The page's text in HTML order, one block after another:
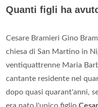
Quanti figli ha
Cesare Bramieri Gino
chiesa di San Martino in
ventiquattrenne Maria
cantante residente nel
dopo quasi quarant'anni,